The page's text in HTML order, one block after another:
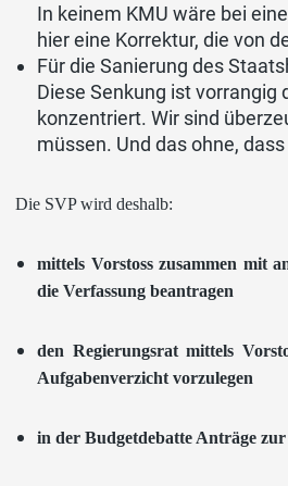
In keinem KMU wäre bei
hier eine Korrektur, die von
Für die Sanierung des
Diese Senkung ist vorrangig
konzentriert. Wir sind
müssen. Und das ohne,
Die SVP wird deshalb:
mittels Vorstoss zusammen mit
die Verfassung beantragen
den Regierungsrat mittels
Aufgabenverzicht vorzulegen
in der Budgetdebatte Anträge